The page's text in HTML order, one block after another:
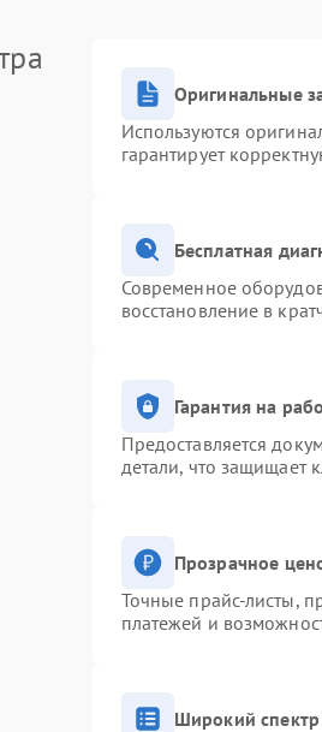
Оригинальные
Используются
гарантирует
Бесплатная
Современное
восстановление в
Гарантия на
Предоставляется
детали, что защищает
Прозрачное
Точные прайс-листы,
платежей и
Широкий спектр